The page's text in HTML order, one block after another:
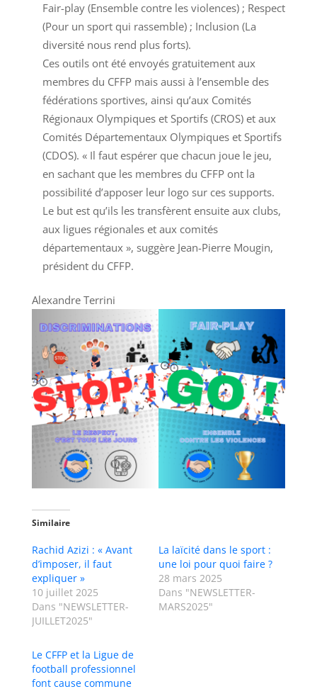
Fair-play (Ensemble contre les violences) ; Respect
(Pour un sport qui rassemble) ; Inclusion (La
diversité nous rend plus forts).
Ces outils ont été envoyés gratuitement aux
membres du CFFP mais aussi à l’ensemble des
fédérations sportives, ainsi qu’aux Comités
Régionaux Olympiques et Sportifs (CROS) et aux
Comités Départementaux Olympiques et Sportifs
(CDOS). « Il faut espérer que chacun joue le jeu,
en sachant que les membres du CFFP ont la
possibilité d’apposer leur logo sur ces supports.
Le but est qu’ils les transfèrent ensuite aux clubs,
aux ligues régionales et aux comités
départementaux », suggère Jean-Pierre Mougin,
président du CFFP.
Alexandre Terrini
Similaire
Rachid Azizi : « Avant
d’imposer, il faut
expliquer »
10 juillet 2025
Dans "NEWSLETTER-
JUILLET2025"
La laïcité dans le sport :
une loi pour quoi faire ?
28 mars 2025
Dans "NEWSLETTER-
MARS2025"
Le CFFP et la Ligue de
football professionnel
font cause commune